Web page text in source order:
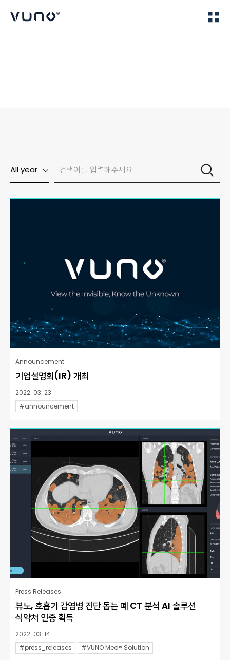
All year
Announcement
기업설명회(IR) 개최
2022. 03. 23
#announcement
Press Releases
뷰노, 호흡기 감염병 진단 돕는 폐 CT 분석 AI 솔루션
식약처 인증 획득
2022. 03. 14
#press_releases
#VUNO Med® Solution